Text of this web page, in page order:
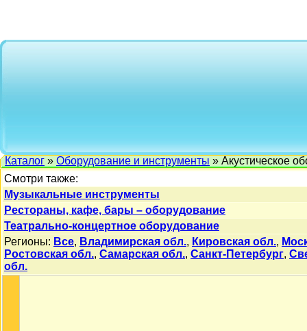
Каталог » Оборудование и инструменты » Акустическое
Смотри также:
Музыкальные инструменты
Рестораны, кафе, бары – оборудование
Театрально-концертное оборудование
Регионы: Все, Владимирская обл., Кировская обл.,
Ростовская обл., Самарская обл., Санкт-Петербург,
обл.